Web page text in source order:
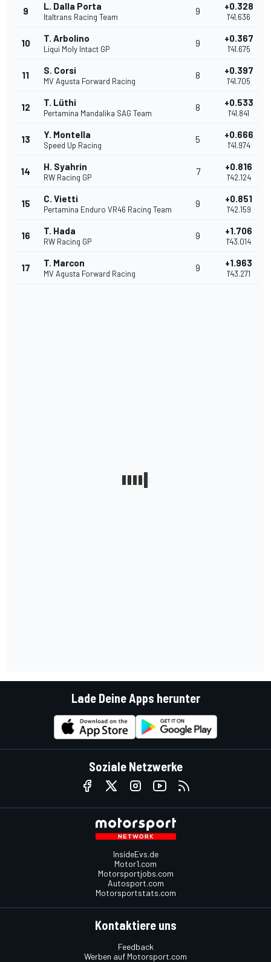
9 L. Dalla Porta
Italtrans Racing Team
9 +0.328
1'41.636
10 T. Arbolino
Liqui Moly Intact GP
9 +0.367
1'41.675
11 S. Corsi
MV Agusta Forward Racing
8 +0.397
1'41.705
12 T. Lüthi
Pertamina Mandalika SAG Team
8 +0.533
1'41.841
13 Y. Montella
Speed Up Racing
5 +0.666
1'41.974
14 H. Syahrin
RW Racing GP
7 +0.816
1'42.124
15 C. Vietti
Pertamina Enduro VR46 Racing Team
9 +0.851
1'42.159
16 T. Hada
RW Racing GP
9 +1.706
1'43.014
17 T. Marcon
MV Agusta Forward Racing
9 +1.963
1'43.271
Lade Deine Apps herunter
Soziale Netzwerke
InsideEvs.de
Motor1.com
Motorsportjobs.com
Autosport.com
Motorsportstats.com
Kontaktiere uns
Feedback
Werben auf Motorsport.com